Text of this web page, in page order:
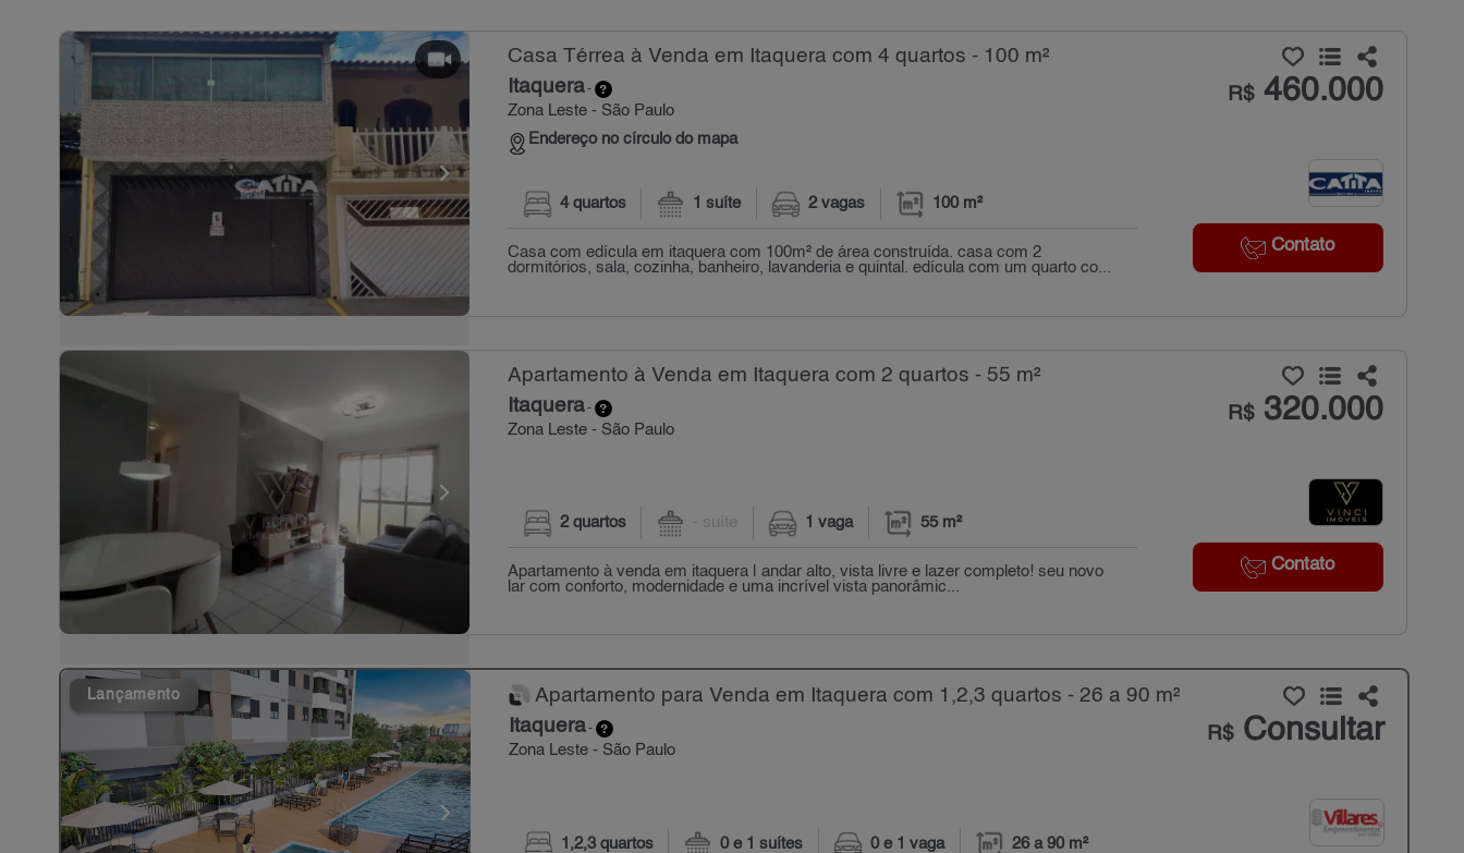
Casa Térrea à Venda em Itaquera com 4 quartos - 100 m²
Itaquera-
Zona Leste - São Paulo
Endereço no círculo do mapa
R$460.000
Contato
4 quartos 1 suíte 2 vagas 100 m²
Casa com edícula em itaquera com 100m² de área construída. casa com 2
dormitórios, sala, cozinha, banheiro, lavanderia e quintal. edícula com um quarto co...
Apartamento à Venda em Itaquera com 2 quartos - 55 m²
Itaquera-
Zona Leste - São Paulo
R$320.000
Contato
2 quartos - suíte 1 vaga 55 m²
Apartamento à venda em itaquera | andar alto, vista livre e lazer completo! seu novo
lar com conforto, modernidade e uma incrível vista panorâmic...
Lançamento Apartamento para Venda em Itaquera com 1,2,3 quartos - 26 a 90 m²
Itaquera-
Zona Leste - São Paulo
R$Consultar
1,2,3 quartos 0 e 1 suítes 0 e 1 vaga 26 a 90 m²